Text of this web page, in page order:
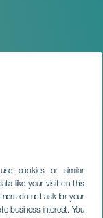
cookies or similar
like your visit on this
do not ask for your
business interest. You